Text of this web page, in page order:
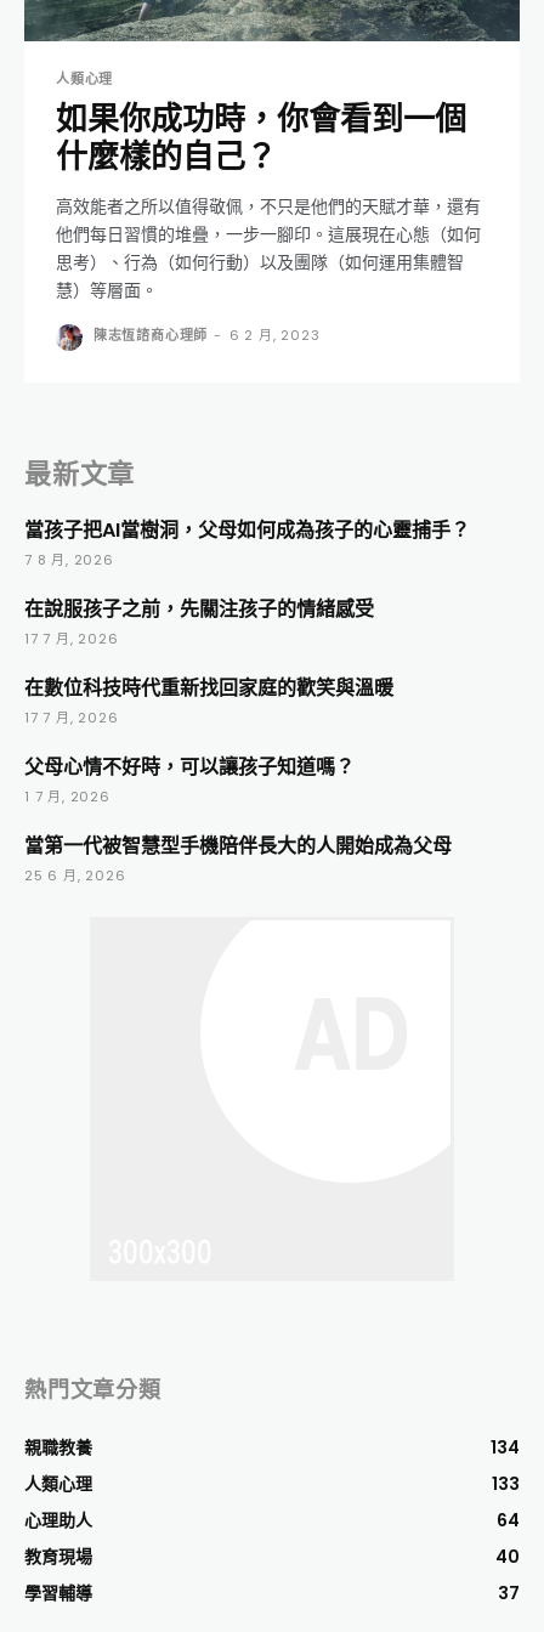
人類心理
如果你成功時，你會看到一個
什麼樣的自己？
高效能者之所以值得敬佩，不只是他們的天賦才華，還有
他們每日習慣的堆疊，一步一腳印。這展現在心態（如何
思考）、行為（如何行動）以及團隊（如何運用集體智
慧）等層面。
陳志恆諮商心理師 - 6 2 月, 2023
最新文章
當孩子把AI當樹洞，父母如何成為孩子的心靈捕手？
7 8 月, 2026
在說服孩子之前，先關注孩子的情緒感受
17 7 月, 2026
在數位科技時代重新找回家庭的歡笑與溫暖
17 7 月, 2026
父母心情不好時，可以讓孩子知道嗎？
1 7 月, 2026
當第一代被智慧型手機陪伴長大的人開始成為父母
25 6 月, 2026
熱門文章分類
親職教養
134
人類心理
133
心理助人
64
教育現場
40
學習輔導
37